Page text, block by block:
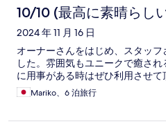
10/10 (最高に素晴らし
2024 年 11 月 16 日
オーナーさんをはじめ、スタッ
した。雰囲気もユニークで癒さ
に用事がある時はぜひ利用させて
Mariko、6 泊旅行